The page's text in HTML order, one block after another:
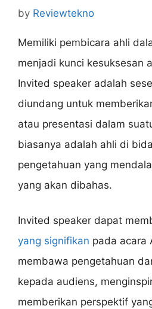
by Reviewtekno
Memiliki pembicara ahli
menjadi kunci kesuksesan
Invited speaker adalah
diundang untuk
atau presentasi dalam
biasanya adalah ahli di
pengetahuan yang
yang akan dibahas.
Invited speaker dapat
yang signifikan pada acara
membawa pengetahuan
kepada audiens,
memberikan perspektif